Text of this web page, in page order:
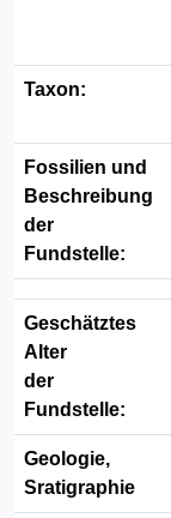
Taxon:
Fossilien und
Beschreibung
der
Fundstelle:
Geschätztes
Alter
der
Fundstelle:
Geologie,
Sratigraphie